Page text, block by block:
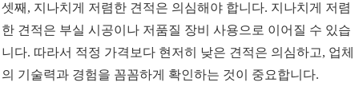
셋째, 지나치게 저렴한 견적은 의심해야 합니다. 지나치게 저렴
한 견적은 부실 시공이나 저품질 장비 사용으로 이어질 수 있습
니다. 따라서 적정 가격보다 현저히 낮은 견적은 의심하고, 업체
의 기술력과 경험을 꼼꼼하게 확인하는 것이 중요합니다.